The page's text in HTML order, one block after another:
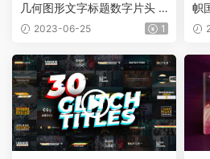
几何图形文字标题数字片头 D
igital Titles Opener
2023-06-25 1
帜
m